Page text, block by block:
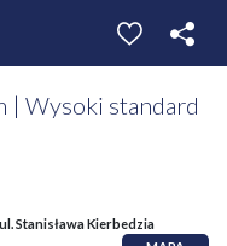
| Wysoki standard
Stanisława Kierbedzia